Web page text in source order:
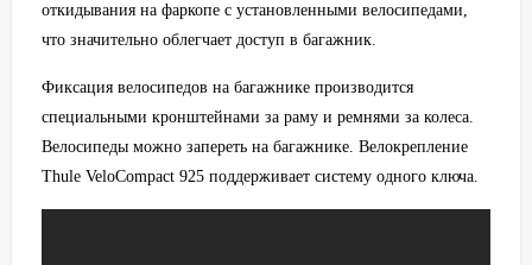
откидывания на фаркопе с установленными велосипедами,
что значительно облегчает доступ в багажник.
Фиксация велосипедов на багажнике производится
специальными кронштейнами за раму и ремнями за колеса.
Велосипеды можно запереть на багажнике. Велокрепление
Thule VeloCompact 925 поддерживает систему одного ключа.